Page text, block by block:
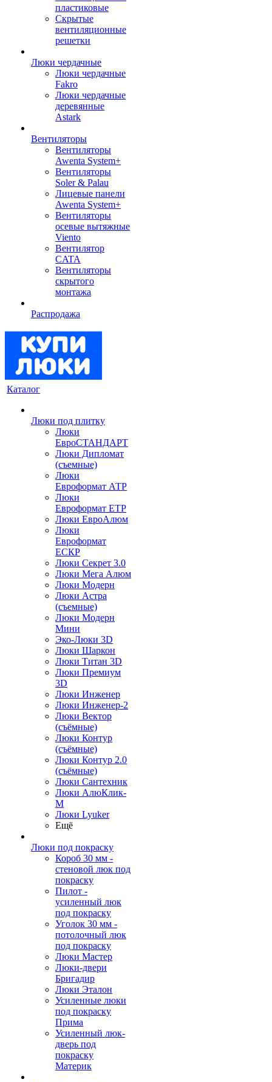
пластиковые
Скрытые
вентиляционные
решетки
Люки чердачные
Люки чердачные
Fakro
Люки чердачные
деревянные
Astark
Вентиляторы
Вентиляторы
Awenta System+
Вентиляторы
Soler & Palau
Лицевые панели
Awenta System+
Вентиляторы
осевые вытяжные
Viento
Вентилятор
CATA
Вентиляторы
скрытого
монтажа
Распродажа
Каталог
Люки под плитку
Люки
ЕвроСТАНДАРТ
Люки Дипломат
(съемные)
Люки
Евроформат АТР
Люки
Евроформат ЕТР
Люки ЕвроАлюм
Люки
Евроформат
ЕСКР
Люки Секрет 3.0
Люки Мега Алюм
Люки Модерн
Люки Астра
(съемные)
Люки Модерн
Мини
Эко-Люки 3D
Люки Шаркон
Люки Титан 3D
Люки Премиум
3D
Люки Инженер
Люки Инженер-2
Люки Вектор
(съёмные)
Люки Контур
(съёмные)
Люки Контур 2.0
(съёмные)
Люки Сантехник
Люки АлюКлик-
М
Люки Lyuker
Ещё
Люки под покраску
Короб 30 мм -
стеновой люк под
покраску
Пилот -
усиленный люк
под покраску
Уголок 30 мм -
потолочный люк
под покраску
Люки Мастер
Люки-двери
Бригадир
Люки Эталон
Усиленные люки
под покраску
Прима
Усиленный люк-
дверь под
покраску
Материк